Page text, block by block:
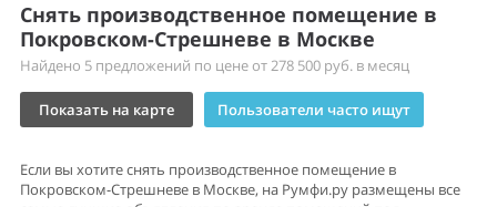
Снять производственное помещение в
Покровском-Стрешневе в Москве
Найдено 5 предложений по цене от 278 500 руб. в месяц
Показать на карте Пользователи часто ищут
Если вы хотите снять производственное помещение в
Покровском-Стрешневе в Москве, на Румфи.ру размещены все